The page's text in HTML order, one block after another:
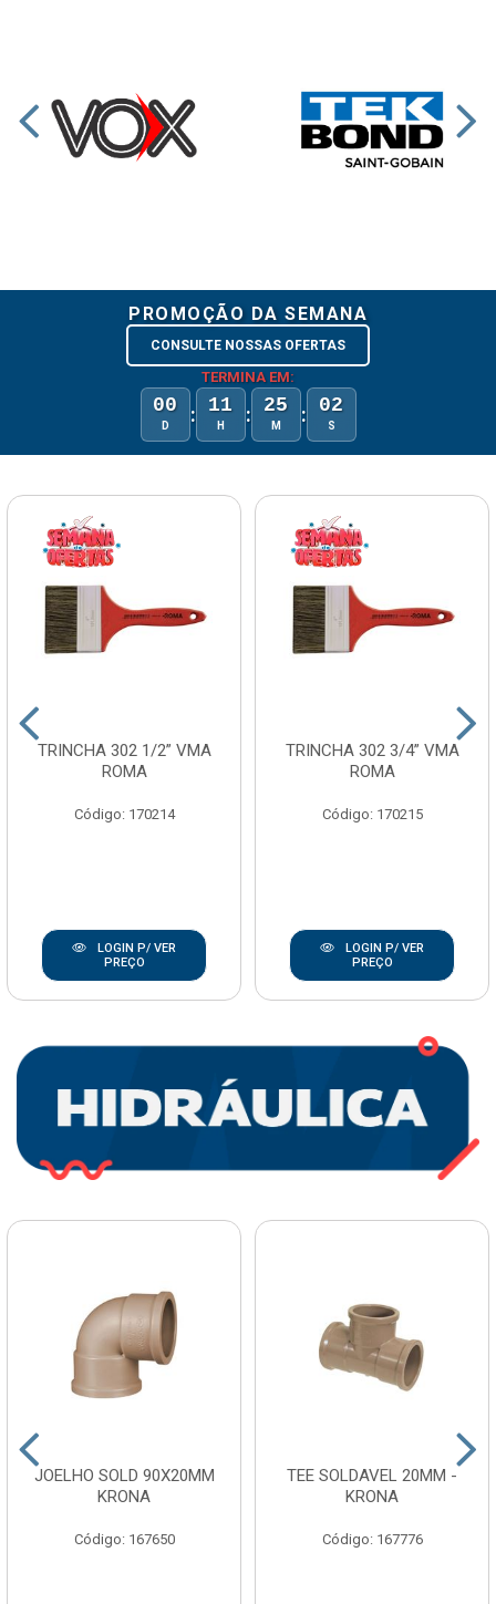
PROMOÇÃO DA SEMANA
CONSULTE NOSSAS OFERTAS
TERMINA EM:
00
D : 11
H : 25
M : 01
S
TRINCHA 302 1/2” VMA
ROMA
Código: 170214
LOGIN P/ VER
PREÇO
TRINCHA 302 3/4” VMA
ROMA
Código: 170215
LOGIN P/ VER
PREÇO
JOELHO SOLD 90X20MM
KRONA
Código: 167650
TEE SOLDAVEL 20MM -
KRONA
Código: 167776